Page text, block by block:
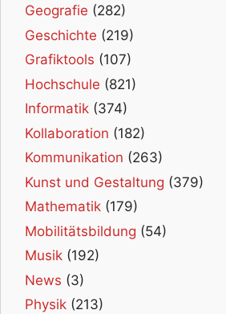
Geografie (282)
Geschichte (219)
Grafiktools (107)
Hochschule (821)
Informatik (374)
Kollaboration (182)
Kommunikation (263)
Kunst und Gestaltung (379)
Mathematik (179)
Mobilitätsbildung (54)
Musik (192)
News (3)
Physik (213)